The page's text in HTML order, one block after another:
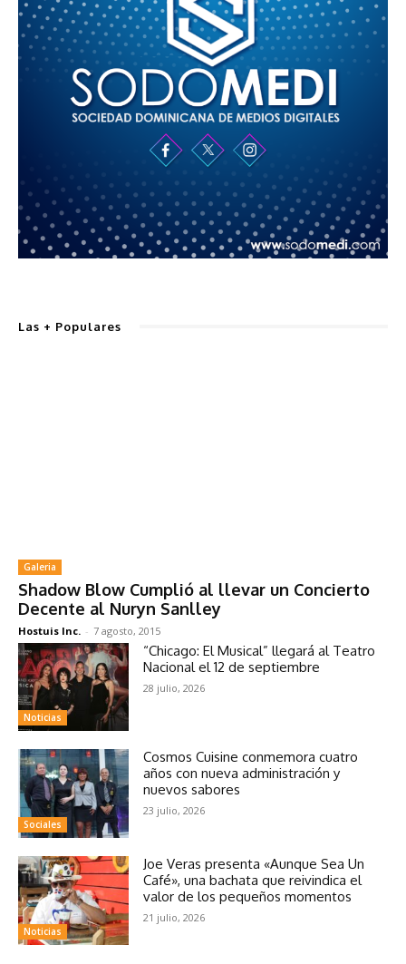
Las + Populares
Galeria
Shadow Blow Cumplió al llevar un Concierto
Decente al Nuryn Sanlley
Hostuis Inc. - 7 agosto, 2015
Noticias
“Chicago: El Musical” llegará al Teatro
Nacional el 12 de septiembre
28 julio, 2026
Sociales
Cosmos Cuisine conmemora cuatro
años con nueva administración y
nuevos sabores
23 julio, 2026
Noticias
Joe Veras presenta «Aunque Sea Un
Café», una bachata que reivindica el
valor de los pequeños momentos
21 julio, 2026